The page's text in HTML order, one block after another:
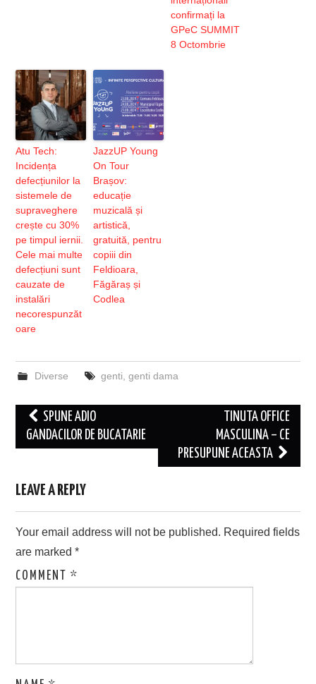
confirmați la
GPeC SUMMIT
8 Octombrie
Atu Tech:
Incidența
defecțiunilor la
sistemele de
supraveghere
crește cu 30%
pe timpul iernii.
Cele mai multe
defecțiuni sunt
cauzate de
instalări
necorespunzăt
oare
JazzUP Young
On Tour
Brașov:
educație
muzicală și
artistică,
gratuită, pentru
copiii din
Feldioara,
Făgăraș și
Codlea
Diverse genti genti dama
Post
navigation
SPUNE ADIO
GANDACILOR DE BUCATARIE
TINUTA OFFICE
MASCULINA – CE
PRESUPUNE ACEASTA
LEAVE A REPLY
Your email address will not be published. Required fields
are marked*
COMMENT*